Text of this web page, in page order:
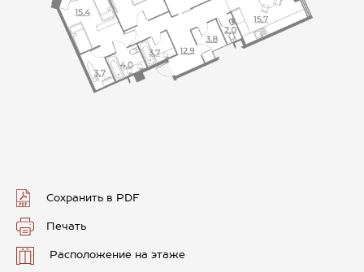
Сохранить в PDF
Печать
Расположение на этаже